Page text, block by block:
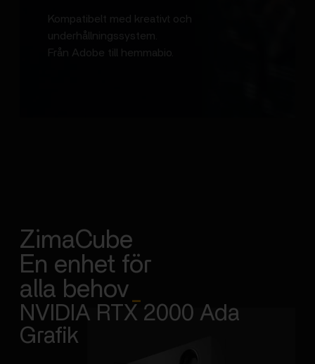
Kompatibelt med kreativt och
underhållningssystem.
Från Adobe till hemmabio.
ZimaCube
En enhet för
alla behov
NVIDIA RTX 2000 Ada
Grafik